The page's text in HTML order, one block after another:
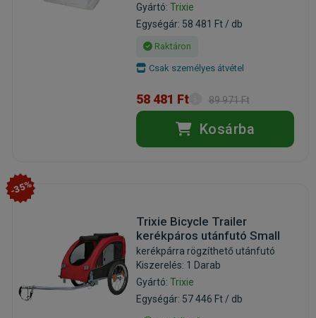
Gyártó: Trixie
Egységár: 58 481 Ft / db
Raktáron
Csak személyes átvétel
58 481 Ft 89 971 Ft
Kosárba
-35%
Trixie Bicycle Trailer
kerékpáros utánfutó Small
kerékpárra rögzíthető utánfutó
Kiszerelés: 1 Darab
Gyártó: Trixie
Egységár: 57 446 Ft / db